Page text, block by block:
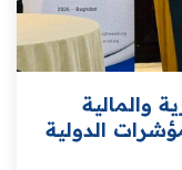
والمالية
الدولية